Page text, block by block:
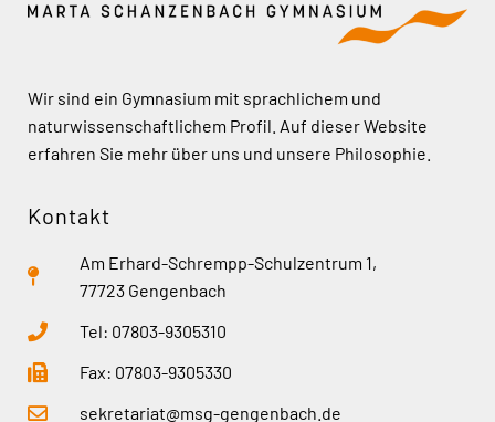
Wir sind ein Gymnasium mit sprachlichem und
naturwissenschaftlichem Profil. Auf dieser Website
erfahren Sie mehr über uns und unsere Philosophie.
Kontakt
Am Erhard-Schrempp-Schulzentrum 1,
77723 Gengenbach
Tel: 07803-9305310
Fax: 07803-9305330
sekretariat@msg-gengenbach.de